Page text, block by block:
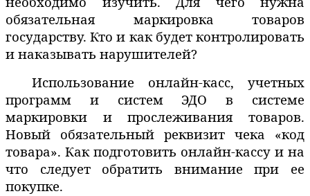
обязательная маркировка товаров
государству. Кто и как будет контролировать
и наказывать нарушителей?
Использование онлайн-касс, учетных
программ и систем ЭДО в системе
маркировки и прослеживания товаров.
Новый обязательный реквизит чека «код
товара». Как подготовить онлайн-кассу и на
что следует обратить внимание при ее
покупке.